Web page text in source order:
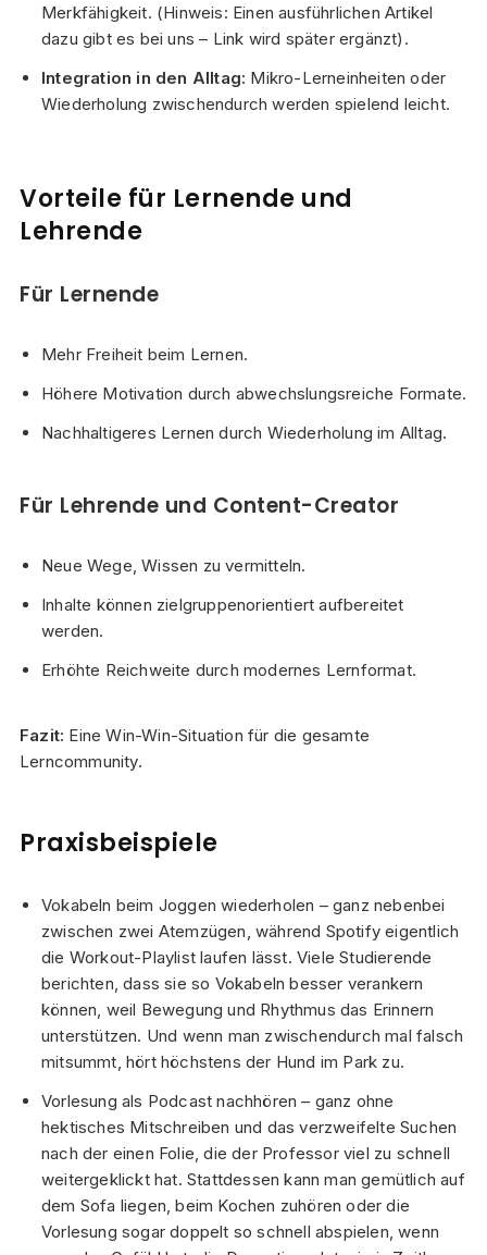
Merkfähigkeit. (Hinweis: Einen ausführlichen Artikel
dazu gibt es bei uns – Link wird später ergänzt).
Integration in den Alltag: Mikro-Lerneinheiten oder
Wiederholung zwischendurch werden spielend leicht.
Vorteile für Lernende und
Lehrende
Für Lernende
Mehr Freiheit beim Lernen.
Höhere Motivation durch abwechslungsreiche Formate.
Nachhaltigeres Lernen durch Wiederholung im Alltag.
Für Lehrende und Content-Creator
Neue Wege, Wissen zu vermitteln.
Inhalte können zielgruppenorientiert aufbereitet
werden.
Erhöhte Reichweite durch modernes Lernformat.
Fazit: Eine Win-Win-Situation für die gesamte
Lerncommunity.
Praxisbeispiele
Vokabeln beim Joggen wiederholen – ganz nebenbei
zwischen zwei Atemzügen, während Spotify eigentlich
die Workout-Playlist laufen lässt. Viele Studierende
berichten, dass sie so Vokabeln besser verankern
können, weil Bewegung und Rhythmus das Erinnern
unterstützen. Und wenn man zwischendurch mal falsch
mitsummt, hört höchstens der Hund im Park zu.
Vorlesung als Podcast nachhören – ganz ohne
hektisches Mitschreiben und das verzweifelte Suchen
nach der einen Folie, die der Professor viel zu schnell
weitergeklickt hat. Stattdessen kann man gemütlich auf
dem Sofa liegen, beim Kochen zuhören oder die
Vorlesung sogar doppelt so schnell abspielen, wenn